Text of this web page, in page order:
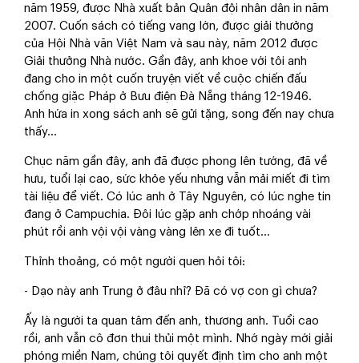
năm 1959, được Nhà xuất bản Quân đội nhân dân in năm
2007. Cuốn sách có tiếng vang lớn, được giải thưởng
của Hội Nhà văn Việt Nam và sau này, năm 2012 được
Giải thưởng Nhà nước. Gần đây, anh khoe với tôi anh
đang cho in một cuốn truyện viết về cuộc chiến đấu
chống giặc Pháp ở Bưu điện Đà Nẵng tháng 12-1946.
Anh hứa in xong sách anh sẽ gửi tặng, song đến nay chưa
thấy…
Chục năm gần đây, anh đã được phong lên tướng, đã về
hưu, tuổi lại cao, sức khỏe yếu nhưng vẫn mải miết đi tìm
tài liệu để viết. Có lúc anh ở Tây Nguyên, có lúc nghe tin
đang ở Campuchia. Đôi lúc gặp anh chớp nhoáng vài
phút rồi anh vội vội vàng vàng lên xe đi tuốt…
Thỉnh thoảng, có một người quen hỏi tôi:
- Dạo này anh Trung ở đâu nhỉ? Đã có vợ con gì chưa?
Ấy là người ta quan tâm đến anh, thương anh. Tuổi cao
rồi, anh vẫn cô đơn thui thủi một mình. Nhớ ngày mới giải
phóng miền Nam, chúng tôi quyết định tìm cho anh một